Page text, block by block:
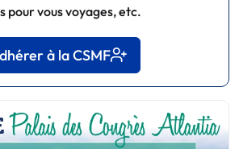
pour vous voyages, etc.
à la CSMF